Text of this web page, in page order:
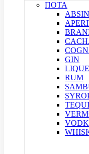
ΠΟΤΑ
GIN
RUM